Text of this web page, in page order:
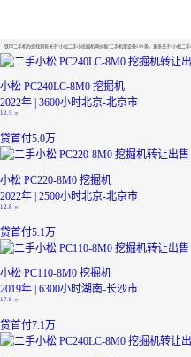
铁甲二手机为您找到有关于“小松二手小挖掘机网价格”二手机型设备599条，更多关于“小松二
小松 PC240LC-8M0 挖掘机
2022年 | 3600小时北京-北京市
12.5 万
贷首付5.0万
小松 PC220-8M0 挖掘机
2022年 | 2500小时北京-北京市
12.8
贷首付5.1万
小松 PC110-8M0 挖掘机
2019年 | 6300小时湖南-长沙市
17.8 万
贷首付7.1万